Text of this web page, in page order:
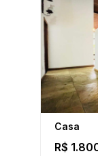
Casa
R$